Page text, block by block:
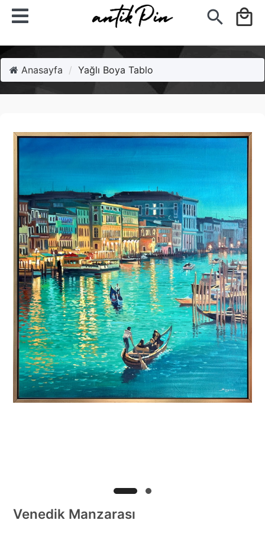
search local_mall
Anasayfa Yağlı Boya Tablo
Venedik Manzarası